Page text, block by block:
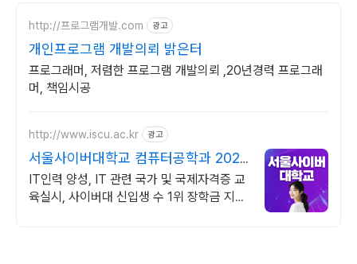
http://프로그램개발.com 광고
개인프로그램 개발의뢰 밝은터
프로그래머, 저렴한 프로그램 개발의뢰 ,20년경력 프로그래
머, 책임시공
http://www.iscu.ac.kr 광고
서울사이버대학교 컴퓨터공학과 2026
가을학기 신편입생
IT인력 양성, IT 관련 국가 및 국제자격증 교
육실시, 사이버대 신입생 수 1위 장학금 지급